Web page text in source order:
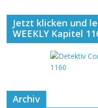
Jetzt klicken und
WEEKLY Kapitel
Archiv